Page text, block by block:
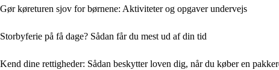
Gør køreturen sjov for børnene: Aktiviteter og opgaver undervejs
Storbyferie på få dage? Sådan får du mest ud af din tid
Kend dine rettigheder: Sådan beskytter loven dig, når du køber en